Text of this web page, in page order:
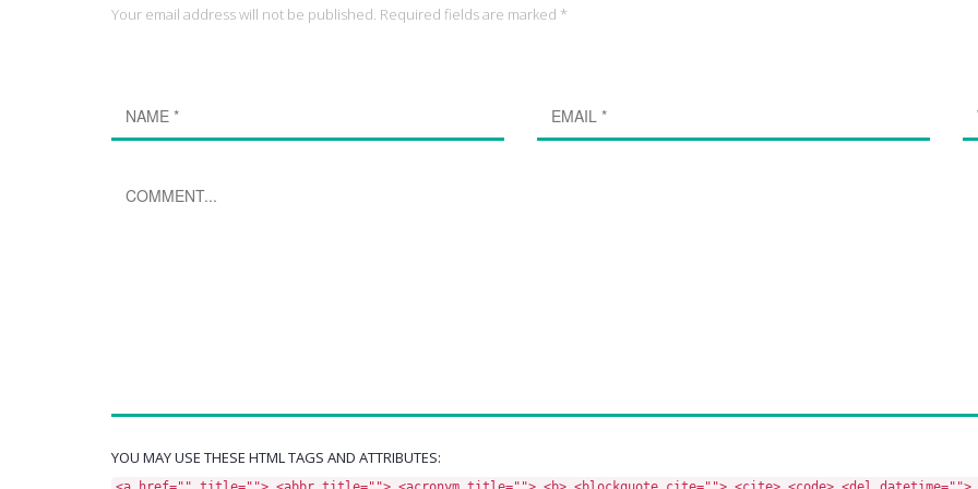
Your email address will not be published. Required fields are marked *
YOU MAY USE THESE HTML TAGS AND ATTRIBUTES: